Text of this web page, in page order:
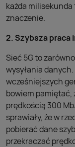
każda
znaczenie.
2. Szybsza
Sieć 5G to
wysyłania
wcześniejszych
bowiem pamiętać,
prędkością 300
sprawiały, że w
pobierać dane
przekraczać